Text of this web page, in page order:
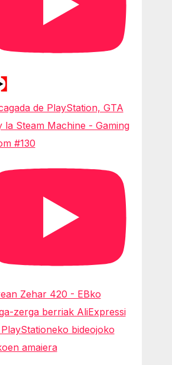
de PlayStation, GTA
la Steam Machine - Gaming
#130
Zehar 420 - EBko
zerga berriak AliExpressi
bideojoko
amaiera